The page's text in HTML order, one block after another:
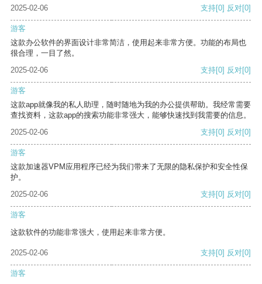
2025-02-06 支持[0] 反对[0]
游客
这款办公软件的界面设计非常简洁，使用起来非常方便。功能的布局也
很合理，一目了然。
2025-02-06
支持[0] 反对[0]
游客
这款app就像我的私人助理，随时随地为我的办公提供帮助。我经常需要
查找资料，这款app的搜索功能非常强大，能够快速找到我需要的信息。
2025-02-06
支持[0] 反对[0]
游客
这款加速器VPM应用程序已经为我们带来了无限的隐私保护和安全性保
护。
2025-02-06
支持[0] 反对[0]
游客
这款软件的功能非常强大，使用起来非常方便。
2025-02-06 支持[0] 反对[0]
游客